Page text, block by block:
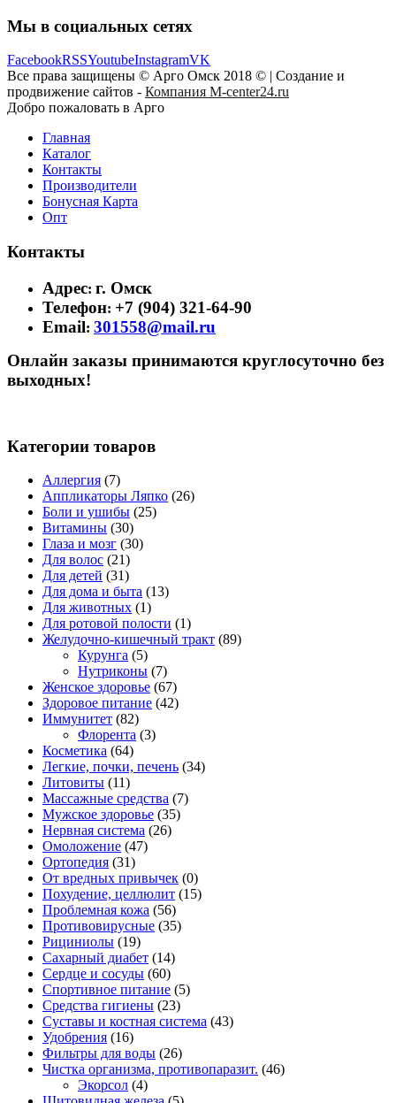
Мы в социальных сетях
FacebookRSSYoutubeInstagramVK
Все права защищены © Арго Омск 2018 © | Создание и
продвижение сайтов - Компания M-center24.ru
Добро пожаловать в Арго
Главная
Каталог
Контакты
Производители
Бонусная Карта
Опт
Контакты
Адрес: г. Омск
Телефон: +7 (904) 321-64-90
Email: 301558@mail.ru
Онлайн заказы принимаются круглосуточно без
выходных!
Категории товаров
Аллергия (7)
Аппликаторы Ляпко (26)
Боли и ушибы (25)
Витамины (30)
Глаза и мозг (30)
Для волос (21)
Для детей (31)
Для дома и быта (13)
Для животных (1)
Для ротовой полости (1)
Желудочно-кишечный тракт (89)
Курунга (5)
Нутриконы (7)
Женское здоровье (67)
Здоровое питание (42)
Иммунитет (82)
Флорента (3)
Косметика (64)
Легкие, почки, печень (34)
Литовиты (11)
Массажные средства (7)
Мужское здоровье (35)
Нервная система (26)
Омоложение (47)
Ортопедия (31)
От вредных привычек (0)
Похудение, целлюлит (15)
Проблемная кожа (56)
Противовирусные (35)
Рициниолы (19)
Сахарный диабет (14)
Сердце и сосуды (60)
Спортивное питание (5)
Средства гигиены (23)
Суставы и костная система (43)
Удобрения (16)
Фильтры для воды (26)
Чистка организма, противопаразит. (46)
Экорсол (4)